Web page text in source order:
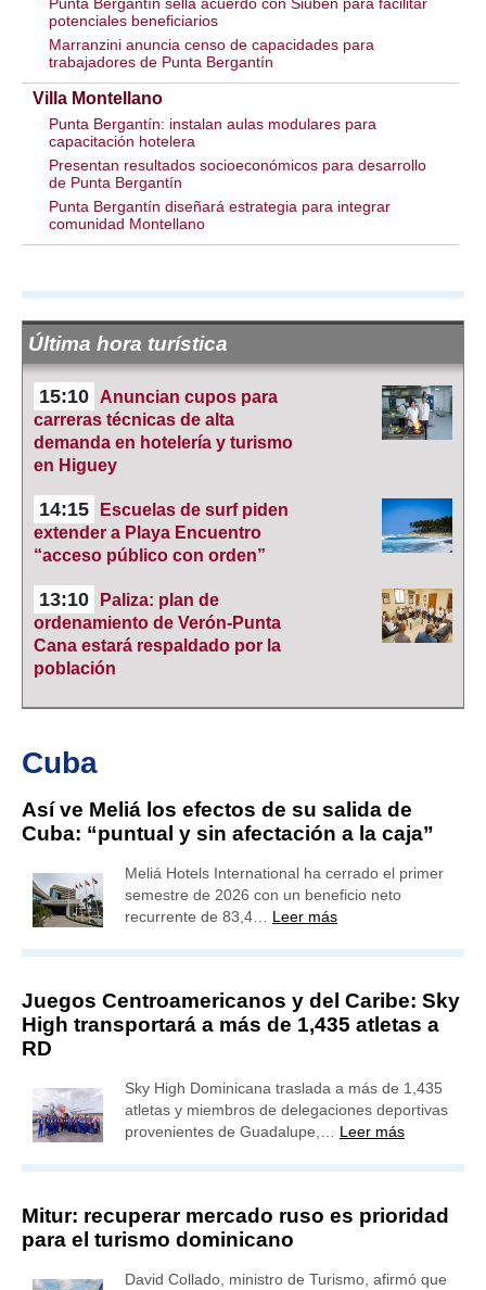
Punta Bergantín sella acuerdo con Siuben para facilitar
potenciales beneficiarios
Marranzini anuncia censo de capacidades para
trabajadores de Punta Bergantín
Villa Montellano
Punta Bergantín: instalan aulas modulares para
capacitación hotelera
Presentan resultados socioeconómicos para desarrollo
de Punta Bergantín
Punta Bergantín diseñará estrategia para integrar
comunidad Montellano
Última hora turística
15:10
Anuncian cupos para
carreras técnicas de alta
demanda en hotelería y turismo
en Higuey
14:15
Escuelas de surf piden
extender a Playa Encuentro
“acceso público con orden”
13:10
Paliza: plan de
ordenamiento de Verón-Punta
Cana estará respaldado por la
población
Cuba
Así ve Meliá los efectos de su salida de
Cuba: “puntual y sin afectación a la caja”
Meliá Hotels International ha cerrado el primer
semestre de 2026 con un beneficio neto
recurrente de 83,4… Leer más
Juegos Centroamericanos y del Caribe: Sky
High transportará a más de 1,435 atletas a
RD
Sky High Dominicana traslada a más de 1,435
atletas y miembros de delegaciones deportivas
provenientes de Guadalupe,… Leer más
Mitur: recuperar mercado ruso es prioridad
para el turismo dominicano
David Collado, ministro de Turismo, afirmó que